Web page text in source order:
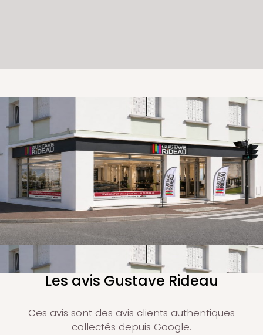
Les avis Gustave Rideau
Ces avis sont des avis clients authentiques
collectés depuis Google.